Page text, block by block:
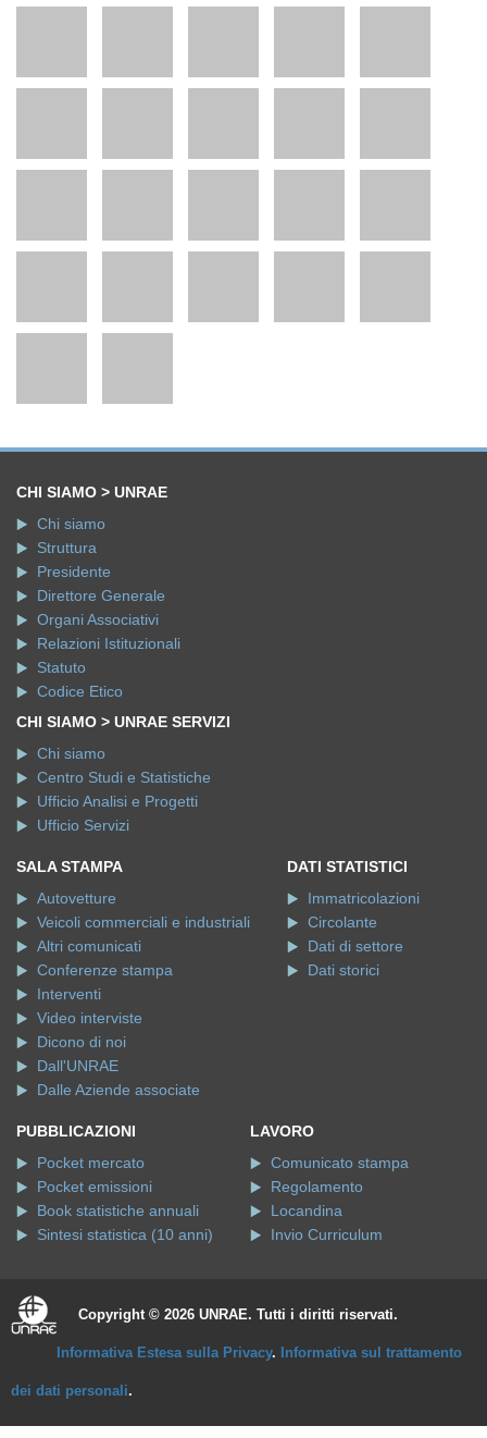
CHI SIAMO > UNRAE
Chi siamo
Struttura
Presidente
Direttore Generale
Organi Associativi
Relazioni Istituzionali
Statuto
Codice Etico
CHI SIAMO > UNRAE SERVIZI
Chi siamo
Centro Studi e Statistiche
Ufficio Analisi e Progetti
Ufficio Servizi
SALA STAMPA
Autovetture
Veicoli commerciali e industriali
Altri comunicati
Conferenze stampa
Interventi
Video interviste
Dicono di noi
Dall'UNRAE
Dalle Aziende associate
DATI STATISTICI
Immatricolazioni
Circolante
Dati di settore
Dati storici
PUBBLICAZIONI
Pocket mercato
Pocket emissioni
Book statistiche annuali
Sintesi statistica (10 anni)
LAVORO
Comunicato stampa
Regolamento
Locandina
Invio Curriculum
Copyright © 2026 UNRAE. Tutti i diritti riservati.
Informativa Estesa sulla Privacy. Informativa sul trattamento
dei dati personali.